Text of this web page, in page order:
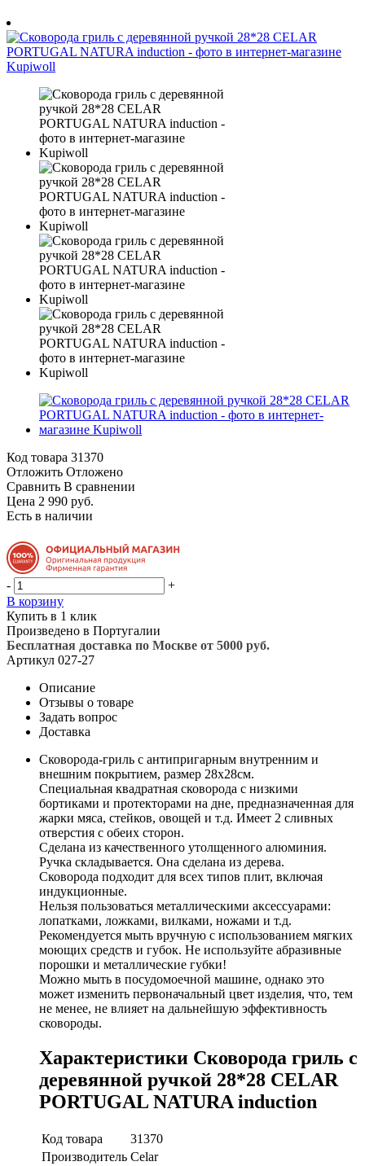
Код товара 31370
Отложить Отложено
Сравнить В сравнении
Цена 2 990 руб.
Есть в наличии
-
+
В корзину
Купить в 1 клик
Произведено в Португалии
Бесплатная доставка по Москве от 5000 руб.
Артикул 027-27
Описание
Отзывы о товаре
Задать вопрос
Доставка
Сковорода-гриль с антипригарным внутренним и
внешним покрытием, размер 28х28см.
Специальная квадратная сковорода с низкими
бортиками и протекторами на дне, предназначенная для
жарки мяса, стейков, овощей и т.д. Имеет 2 сливных
отверстия с обеих сторон.
Сделана из качественного утолщенного алюминия.
Ручка складывается. Она сделана из дерева.
Сковорода подходит для всех типов плит, включая
индукционные.
Нельзя пользоваться металлическими аксессуарами:
лопатками, ложками, вилками, ножами и т.д.
Рекомендуется мыть вручную с использованием мягких
моющих средств и губок. Не используйте абразивные
порошки и металлические губки!
Можно мыть в посудомоечной машине, однако это
может изменить первоначальный цвет изделия, что, тем
не менее, не влияет на дальнейшую эффективность
сковороды.
Характеристики Сковорода гриль с
деревянной ручкой 28*28 CELAR
PORTUGAL NATURA induction
Код товара
31370
Производитель Celar